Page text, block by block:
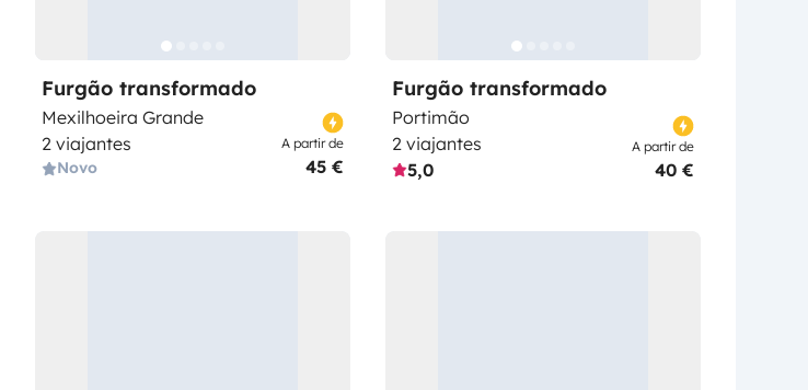
Furgão transformado
Mexilhoeira Grande
2 viajantes
Novo
A partir de
45 €
Furgão transformado
Portimão
2 viajantes
5,0
A partir de
40 €